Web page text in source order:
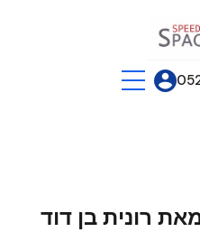
רונית בן דוד